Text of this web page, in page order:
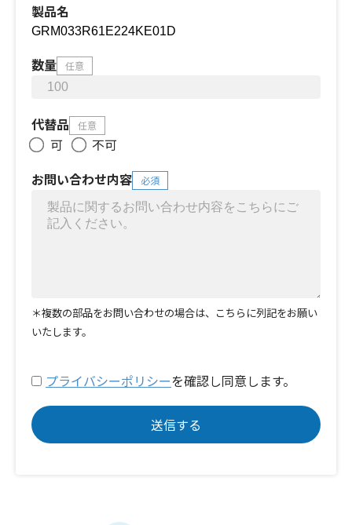
製品名
数量 任意
代替品 任意
可
不可
お問い合わせ内容
必須
＊複数の部品をお問い合わせの場合は、こちらに列記をお願い
いたします。
プライバシーポリシーを確認し同意します。